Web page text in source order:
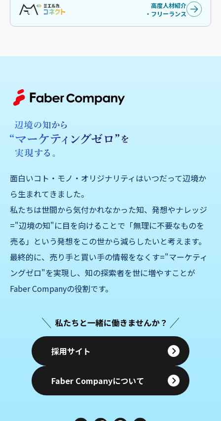
高度人材紹介
・フリーランス
面白いコト・モノ・オリジナリティはいつだって辺境か
ら生まれてきました。
私たちは世間から気付かれなかった知、発想やナレッジ
="辺境の知"に目を向けることで「無理に不要なものを
売る」 という発想をこの世から減らしたいと考えます。
最終的に、売り手と買い手の情報をなくす="マーケティ
ングゼロ"を実現し、知の探索者を世に増やすことが
Faber Companyの役割です。
採用サイト
Faber Companyについて